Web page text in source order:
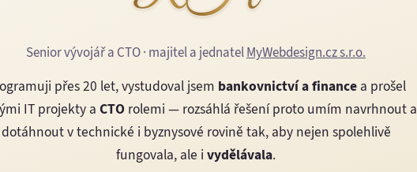
Senior vývojář a CTO · majitel a jednatelMyWebdesign.cz s.r.o.
přes 20 let, vystudoval jsem bankovnictví a financea prošel
IT projekty a CTOrolemi — rozsáhlá řešení proto umím navrhnout a
dotáhnout v technické i byznysové rovině tak, aby nejen spolehlivě
fungovala, ale i vydělávala.